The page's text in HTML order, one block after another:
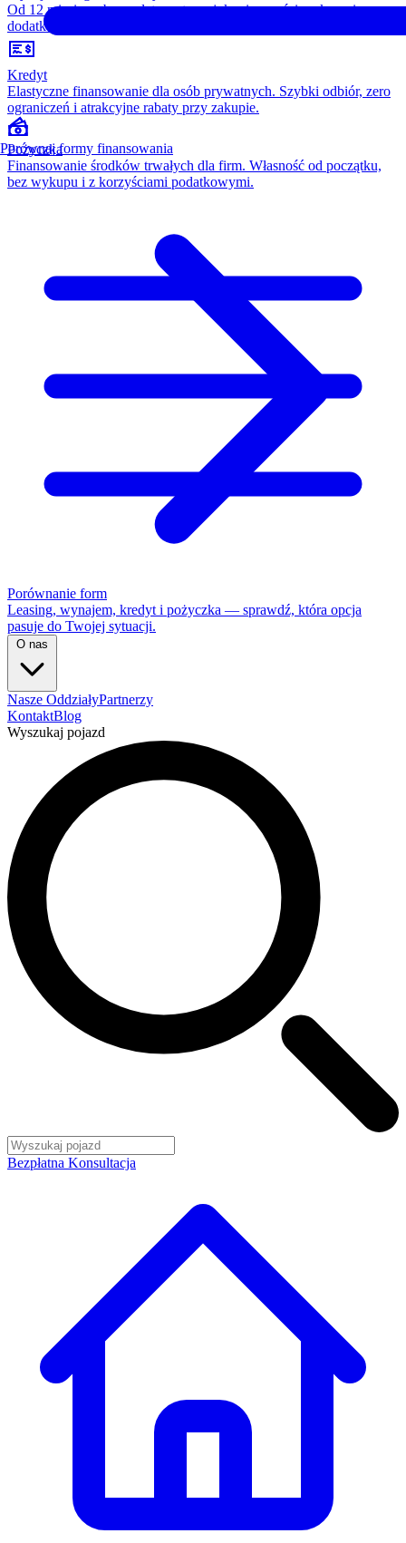
Od 12 miesięcy, bez opłaty wstępnej, konieczności wykupu i
dodatkowych kosztów. Wszystko w cenie raty.
Kredyt
Elastyczne finansowanie dla osób prywatnych. Szybki odbiór, zero
ograniczeń i atrakcyjne rabaty przy zakupie.
Pożyczka
Finansowanie środków trwałych dla firm. Własność od początku,
bez wykupu i z korzyściami podatkowymi.
Porównanie form
Leasing, wynajem, kredyt i pożyczka — sprawdź, która opcja
pasuje do Twojej sytuacji.
O nas
Nasze OddziałyPartnerzy
KontaktBlog
Wyszukaj pojazd
Bezpłatna Konsultacja
Porównaj formy finansowania